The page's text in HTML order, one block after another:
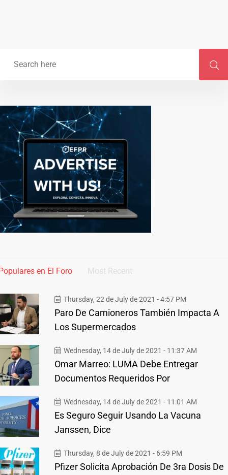
en El Foro Most Recent
Thursday, 22 de July de 2021 - 4:57 PM
Paro De Camioneros También Impacta A
Los Supermercados
Wednesday, 14 de July de 2021 - 11:37 AM
Omar Marreo: LUMA Debe Entregar
Documentos Requeridos Por
Wednesday, 14 de July de 2021 - 11:01 AM
Es Seguro Seguir Usando La Vacuna
Janssen, Dice
Thursday, 8 de July de 2021 - 6:59 PM
Pfizer Solicita Aprobación De 3ra Dosis De